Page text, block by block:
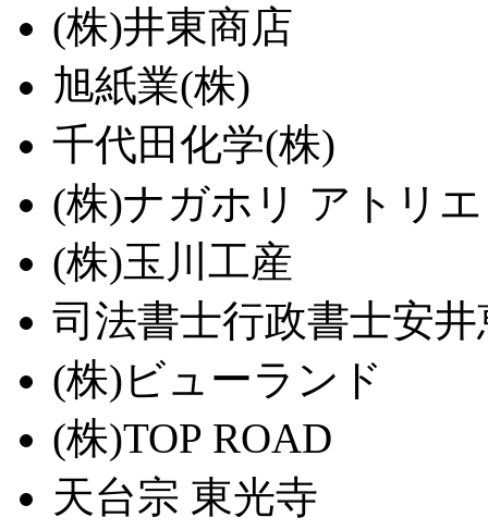
(株)井東商店
旭紙業(株)
千代田化学(株)
(株)ナガホリ アトリ
(株)玉川工産
司法書士行政書士安
(株)ビューランド
(株)TOP ROAD
天台宗 東光寺